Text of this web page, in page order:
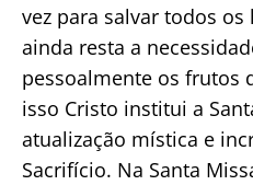
vez para salvar todos
ainda resta a
pessoalmente os frutos
isso Cristo institui a
atualização mística e
Sacrifício. Na Santa